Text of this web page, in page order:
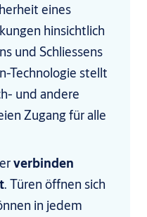
eines
hinsichtlich
und Schliessens
Technologie stellt
und andere
Zugang für alle
verbinden
. Türen öffnen sich
in jedem